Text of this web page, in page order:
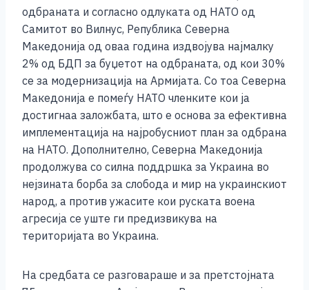
одбраната и согласно одлуката од НАТО од
Самитот во Вилнус, Република Северна
Македонија од оваа година издвојува најмалку
2% од БДП за буџетот на одбраната, од кои 30%
се за модернизација на Армијата. Со тоа Северна
Македонија е помеѓу НАТО членките кои ја
достигнаа заложбата, што е основа за ефективна
имплементација на најробусниот план за одбрана
на НАТО. Дополнително, Северна Македонија
продолжува со силна поддршка за Украина во
нејзината борба за слобода и мир на украинскиот
народ, а против ужасите кои руската воена
агресија се уште ги предизвикува на
територијата во Украина.
На средбата се разговараше и за претстојната